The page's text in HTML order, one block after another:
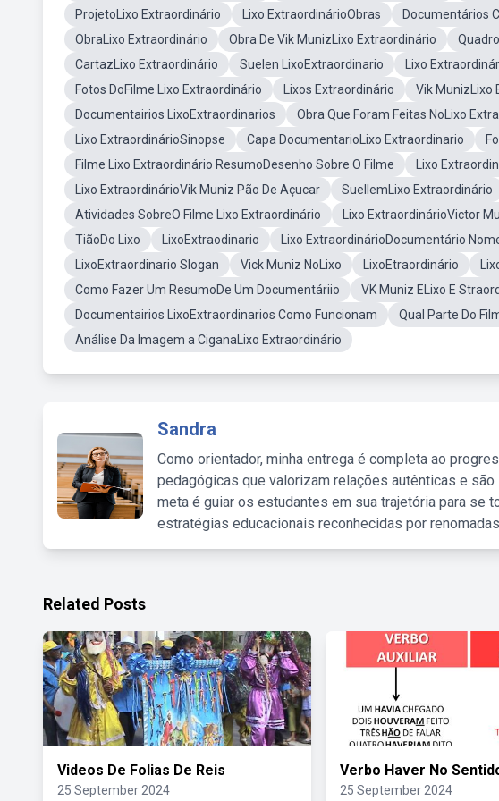
ProjetoLixo Extraordinário Lixo ExtraordinárioObras Documentários
ObraLixo Extraordinário
Obra De Vik MunizLixo Extraordinário
CartazLixo Extraordinário
Suelen LixoExtraordinario Lixo
Fotos DoFilme Lixo Extraordinário
Lixos Extraordinário Vik MunizLixo
Documentairios LixoExtraordinarios
Obra Que Foram Feitas NoLixo
Lixo ExtraordinárioSinopse
Capa DocumentarioLixo Extraordinario
Filme Lixo Extraordinário ResumoDesenho Sobre O Filme
Lixo
Lixo ExtraordinárioVik Muniz Pão De Açucar
SuellemLixo Extraordinário
Atividades SobreO Filme Lixo Extraordinário
Lixo ExtraordinárioVictor
TiãoDo Lixo
LixoExtraodinario Lixo ExtraordinárioDocumentário
LixoExtraordinario Slogan
Vick Muniz NoLixo LixoEtraordinário
Como Fazer Um ResumoDe Um Documentáriio
VK Muniz ELixo E
Documentairios LixoExtraordinarios Como Funcionam
Qual Parte Do
Análise Da Imagem a CiganaLixo Extraordinário
Sandra
Como orientador, minha entrega é completa ao
pedagógicas que valorizam relações autênticas e
meta é guiar os estudantes em sua trajetória para se
estratégias educacionais reconhecidas por
Related Posts
Videos De Folias De Reis
25 September 2024
Verbo Haver No
25 September 2024